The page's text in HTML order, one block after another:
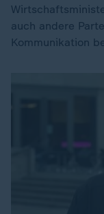
auch andere
Kommunikation